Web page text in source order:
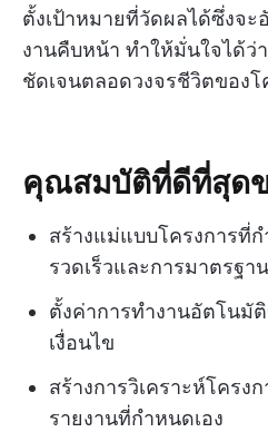
ตั้งเป้าหมายที่วัดผลได้ซึ่งจ
งานคืบหน้า ทำให้มั่นใจได้ว่
ชัดเจนตลอดวงจรชีวิตของโ
คุณสมบัติที่ดีที่สุด
สร้างแม่แบบโครงการที่
รวดเร็วและการมาตรฐาน
ตั้งค่าการทำงานอัตโนมั
เงื่อนไข
สร้างการวิเคราะห์โครง
รายงานที่กำหนดเอง